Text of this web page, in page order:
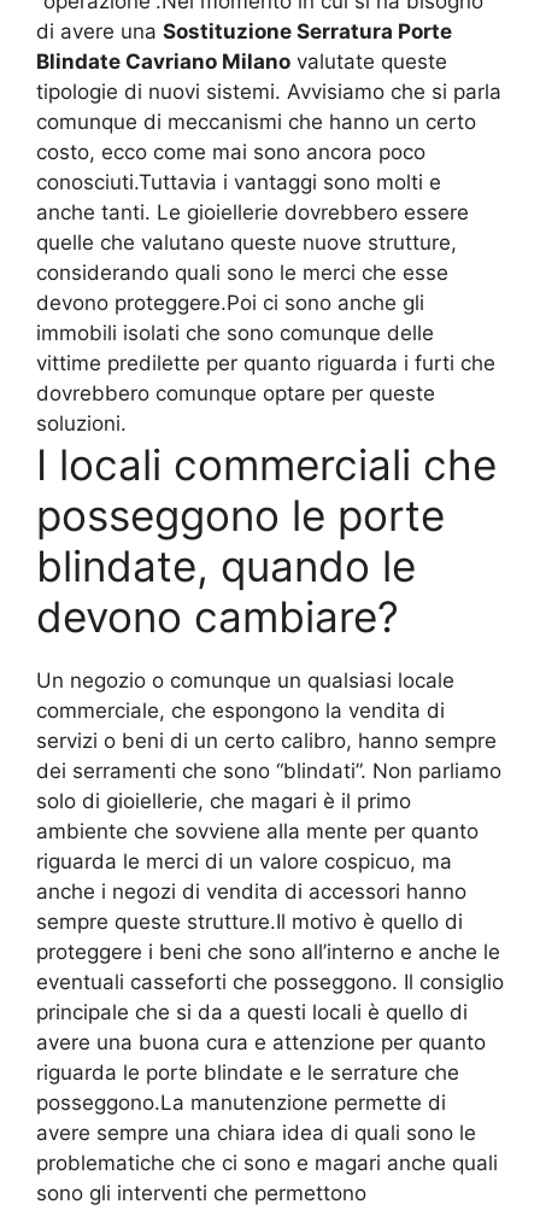
di avere una Sostituzione Serratura Porte
Blindate Cavriano Milano valutate queste
tipologie di nuovi sistemi. Avvisiamo che si parla
comunque di meccanismi che hanno un certo
costo, ecco come mai sono ancora poco
conosciuti.Tuttavia i vantaggi sono molti e
anche tanti. Le gioiellerie dovrebbero essere
quelle che valutano queste nuove strutture,
considerando quali sono le merci che esse
devono proteggere.Poi ci sono anche gli
immobili isolati che sono comunque delle
vittime predilette per quanto riguarda i furti che
dovrebbero comunque optare per queste
soluzioni.
I locali commerciali che
posseggono le porte
blindate, quando le
devono cambiare?
Un negozio o comunque un qualsiasi locale
commerciale, che espongono la vendita di
servizi o beni di un certo calibro, hanno sempre
dei serramenti che sono “blindati”. Non parliamo
solo di gioiellerie, che magari è il primo
ambiente che sovviene alla mente per quanto
riguarda le merci di un valore cospicuo, ma
anche i negozi di vendita di accessori hanno
sempre queste strutture.Il motivo è quello di
proteggere i beni che sono all’interno e anche le
eventuali casseforti che posseggono. Il consiglio
principale che si da a questi locali è quello di
avere una buona cura e attenzione per quanto
riguarda le porte blindate e le serrature che
posseggono.La manutenzione permette di
avere sempre una chiara idea di quali sono le
problematiche che ci sono e magari anche quali
sono gli interventi che permettono